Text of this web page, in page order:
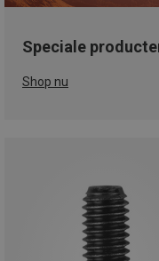
Speciale
Shop nu